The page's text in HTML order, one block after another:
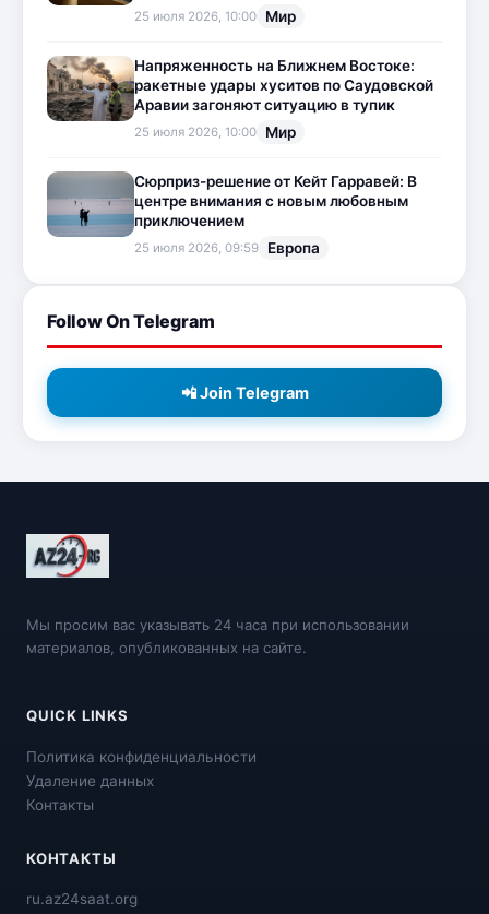
25 июля 2026, 10:00 Мир
Напряженность на Ближнем Востоке:
ракетные удары хуситов по Саудовской
Аравии загоняют ситуацию в тупик
25 июля 2026, 10:00 Мир
Сюрприз-решение от Кейт Гарравей: В
центре внимания с новым любовным
приключением
25 июля 2026, 09:59 Европа
Follow On Telegram
📲 Join Telegram
Мы просим вас указывать 24 часа при использовании
материалов, опубликованных на сайте.
QUICK LINKS
Политика конфиденциальности
Удаление данных
Контакты
КОНТАКТЫ
ru.az24saat.org